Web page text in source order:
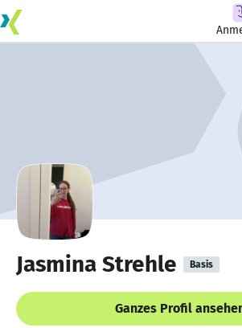
Jasmina Strehle Basis
Ganzes Profil